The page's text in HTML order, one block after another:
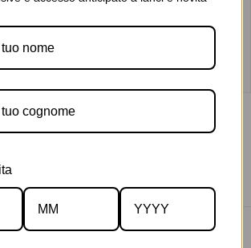
Legni Marini, Accordi